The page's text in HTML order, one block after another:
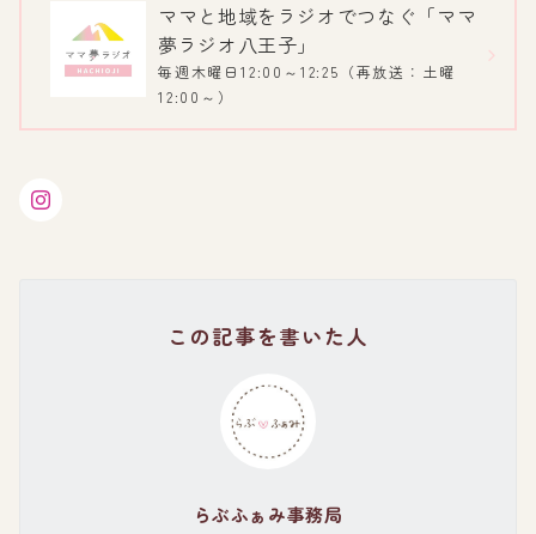
ママと地域をラジオでつなぐ「ママ
夢ラジオ八王子」
毎週木曜日12:00～12:25（再放送：土曜
12:00～）
この記事を書いた人
らぶふぁみ事務局